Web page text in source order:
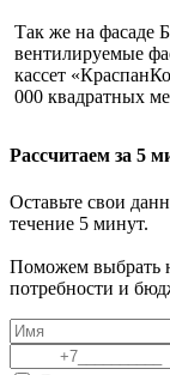
Так же на фасаде
вентилируемые
кассет
000 квадратных
Рассчитаем за 5
Оставьте свои
течение 5 минут.
Поможем выбрать
потребности и